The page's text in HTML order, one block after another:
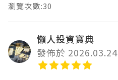
瀏覽次數:30
懶人投資寶典
發佈於 2026.03.24